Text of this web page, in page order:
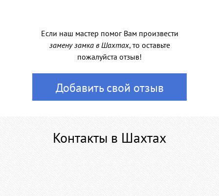
Если наш мастер помог Вам произвести
замену замка в Шахтах, то оставьте
пожалуйста отзыв!
Добавить свой отзыв
Контакты в Шахтах